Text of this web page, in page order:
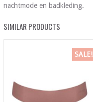
nachtmode en badkleding.
SIMILAR PRODUCTS
SALE!